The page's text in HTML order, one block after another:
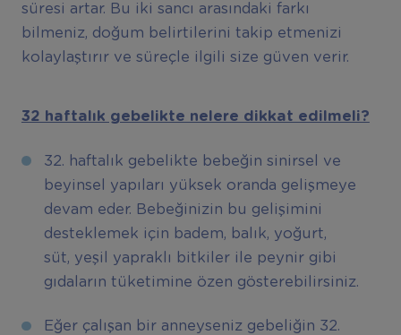
süresi artar. Bu iki sancı arasındaki farkı
bilmeniz, doğum belirtilerini takip etmenizi
kolaylaştırır ve süreçle ilgili size güven verir.
32 haftalık gebelikte nelere dikkat edilmeli?
32. haftalık gebelikte bebeğin sinirsel ve
beyinsel yapıları yüksek oranda gelişmeye
devam eder. Bebeğinizin bu gelişimini
desteklemek için badem, balık, yoğurt,
süt, yeşil yapraklı bitkiler ile peynir gibi
gıdaların tüketimine özen gösterebilirsiniz.
Eğer çalışan bir anneyseniz gebeliğin 32.